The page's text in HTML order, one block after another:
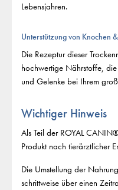
Lebensjahren.
Unterstützung von Knochen
Die Rezeptur dieser
hochwertige Nährstoffe,
und Gelenke bei Ihrem
Wichtiger Hinweis
Als Teil der ROYAL
Produkt nach tierärztlicher
Die Umstellung der
schrittweise über einen